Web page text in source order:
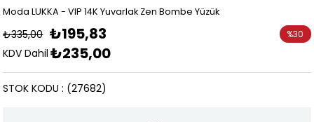
Moda LUKKA - VIP 14K Yuvarlak Zen Bombe Yüzük
₺335,00 ₺195,83
KDV Dahil ₺235,00
%30
(27682)
STOK KODU